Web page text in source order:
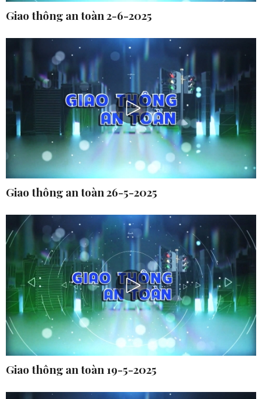
Giao thông an toàn 2-6-2025
Giao thông an toàn 26-5-2025
Giao thông an toàn 19-5-2025